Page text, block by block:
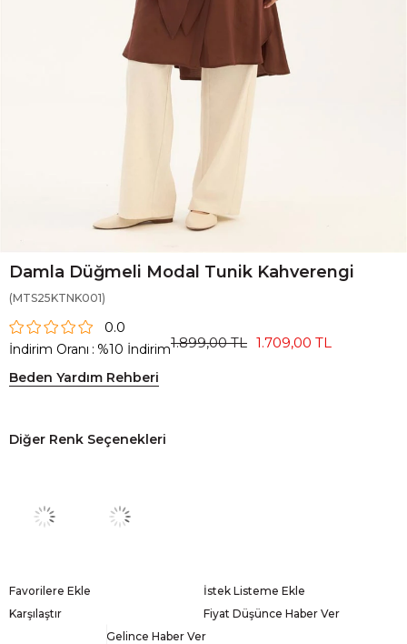
Damla Düğmeli Modal Tunik Kahverengi
(MTS25KTNK001)
0.0
İndirim Oranı : %10 İndirim1.899,00 TL 1.709,00 TL
Beden Yardım Rehberi
Diğer Renk Seçenekleri
Favorilere Ekle
İstek Listeme Ekle
Karşılaştır
Fiyat Düşünce Haber Ver
Gelince Haber Ver